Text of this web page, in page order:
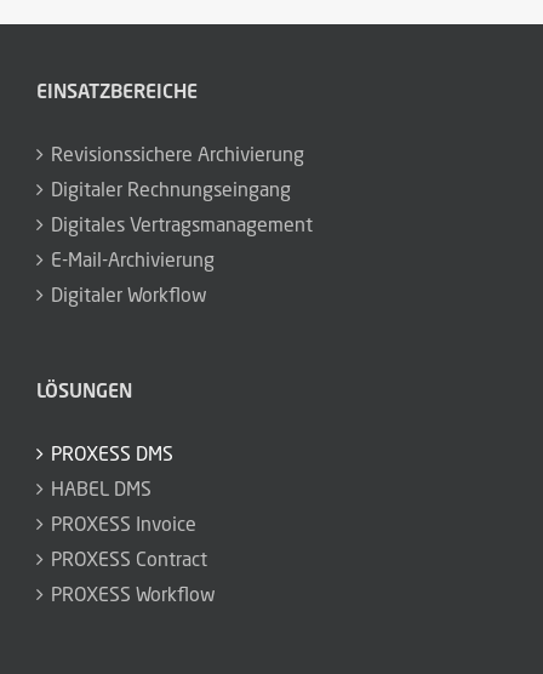
EINSATZBEREICHE
Revisionssichere Archivierung
Digitaler Rechnungseingang
Digitales Vertragsmanagement
E-Mail-Archivierung
Digitaler Workflow
LÖSUNGEN
PROXESS DMS
HABEL DMS
PROXESS Invoice
PROXESS Contract
PROXESS Workflow